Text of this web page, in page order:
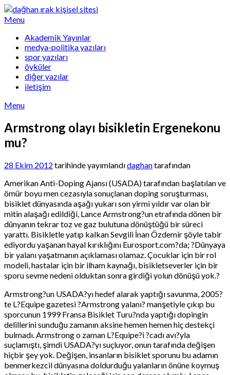
Skip
to
Menu
Akademik Yayınlar
medya-politika yazıları
spor yazıları
öyküler
diğer yazılar
iletişim
Menu
Armstrong olayı bisikletin Ergenekonu
mu?
28 Ekim 2012 tarihinde yayımlandıdaghantarafından
Amerikan Anti-Doping Ajansı (USADA) tarafından başlatılan ve
ömür boyu men cezasıyla sonuçlanan doping soruşturması,
bisiklet dünyasında aşağı yukarı son yirmi yıldır var olan bir
mitin alaşağı edildiği, Lance Armstrong?un etrafında dönen bir
dünyanın tekrar toz ve gaz bulutuna dönüştüğü bir süreci
yarattı. Bisikletle yatıp kalkan Sevgili İnan Özdemir şöyle tabir
ediyordu yaşanan hayal kırıklığını Eurosport.com?da; ?Dünyaya
bir yalanı yaşatmanın açıklaması olamaz. Çocuklar için bir rol
modeli, hastalar için bir ilham kaynağı, bisikletseverler için bir
sporu sevme nedeni olduktan sonra girdiği yolun dönüşü yok.?
Armstrong?un USADA?yı hedef alarak yaptığı savunma, 2005?
te L?Equipe gazetesi ?Armstrong yalanı? manşetiyle çıkıp bu
sporcunun 1999 Fransa Bisiklet Turu?nda yaptığı dopingin
delillerini sunduğu zamanın aksine hemen hemen hiç destekçi
bulmadı. Armstrong o zaman L?Equipe?i ?cadı avı?yla
suçlamıştı, şimdi USADA?yı suçluyor, onun tarafında değişen
hiçbir şey yok. Değişen, insanların bisiklet sporunu bu adamın
benmerkezcil dünyasına doldurduğu yalanların önüne koymuş